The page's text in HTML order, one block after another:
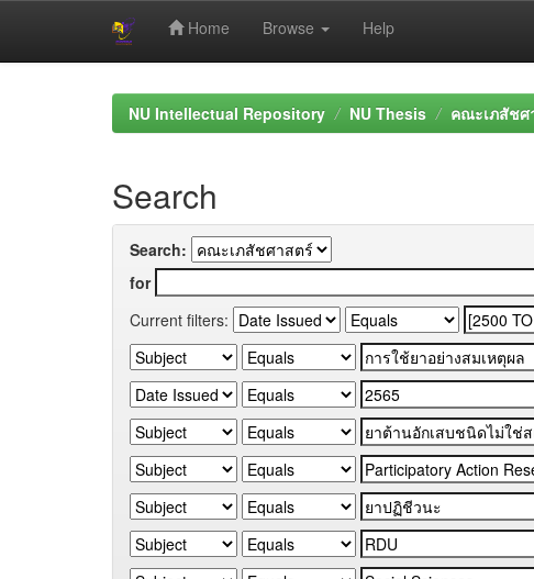
Home Browse Help
NU Intellectual Repository NU Thesis คณะเภสัชศ
Search
Search:
for
Current filters: